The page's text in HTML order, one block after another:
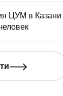
ЦУМ в Казани